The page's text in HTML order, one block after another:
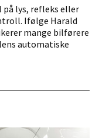
på lys, refleks eller
Ifølge Harald
mange bilførere
automatiske